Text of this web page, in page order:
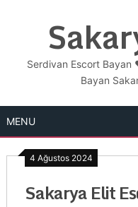
Serdivan Escort
Bayan
MENU
4 Ağustos 2024
Sakarya Elit